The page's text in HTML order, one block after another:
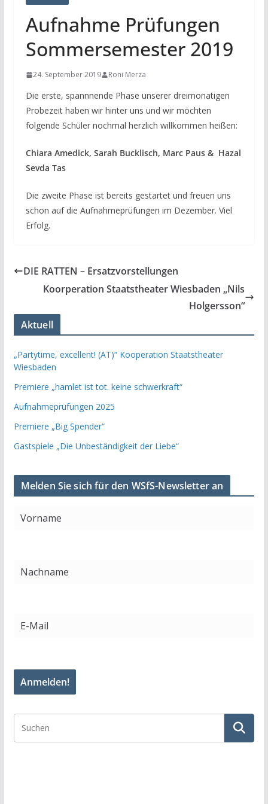
Aufnahme Prüfungen
Sommersemester 2019
24. September 2019 Roni Merza
Die erste, spannnende Phase unserer dreimonatigen
Probezeit haben wir hinter uns und wir möchten
folgende Schüler nochmal herzlich willkommen heißen:
Chiara Amedick, Sarah Bucklisch, Marc Paus & Hazal
Sevda Tas
Die zweite Phase ist bereits gestartet und freuen uns
schon auf die Aufnahmeprüfungen im Dezember. Viel
Erfolg.
DIE RATTEN – Ersatzvorstellungen
Koorperation Staatstheater Wiesbaden „Nils
Holgersson“
Aktuell
„Partytime, excellent! (AT)“ Kooperation Staatstheater
Wiesbaden
Premiere „hamlet ist tot. keine schwerkraft“
Aufnahmeprüfungen 2025
Premiere „Big Spender“
Gastspiele „Die Unbeständigkeit der Liebe“
Melden Sie sich für den WSfS-Newsletter an